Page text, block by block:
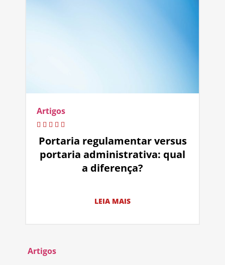
Artigos
Portaria regulamentar versus
portaria administrativa: qual
a diferença?
LEIA MAIS
Artigos